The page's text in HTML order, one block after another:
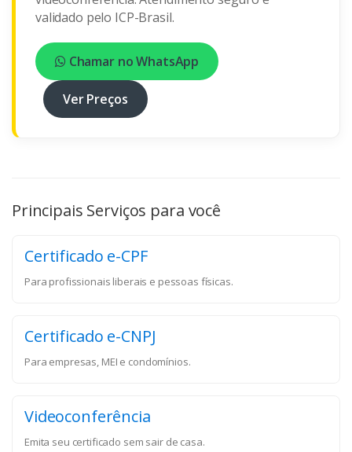
validado pelo ICP-Brasil.
Chamar no WhatsApp
Ver Preços
Principais Serviços para você
Certificado e-CPF
Para profissionais liberais e pessoas físicas.
Certificado e-CNPJ
Para empresas, MEI e condomínios.
Videoconferência
Emita seu certificado sem sair de casa.